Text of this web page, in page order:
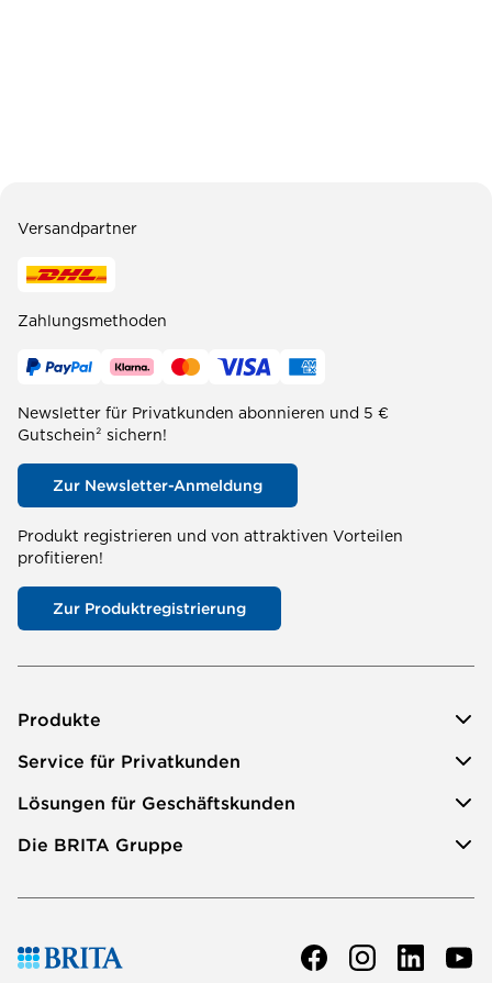
Versandpartner
Zahlungsmethoden
Newsletter für Privatkunden abonnieren und 5 €
Gutschein² sichern!
Zur Newsletter-Anmeldung
Produkt registrieren und von attraktiven Vorteilen
profitieren!
Zur Produktregistrierung
Produkte
Service für Privatkunden
Lösungen für Geschäftskunden
Die BRITA Gruppe